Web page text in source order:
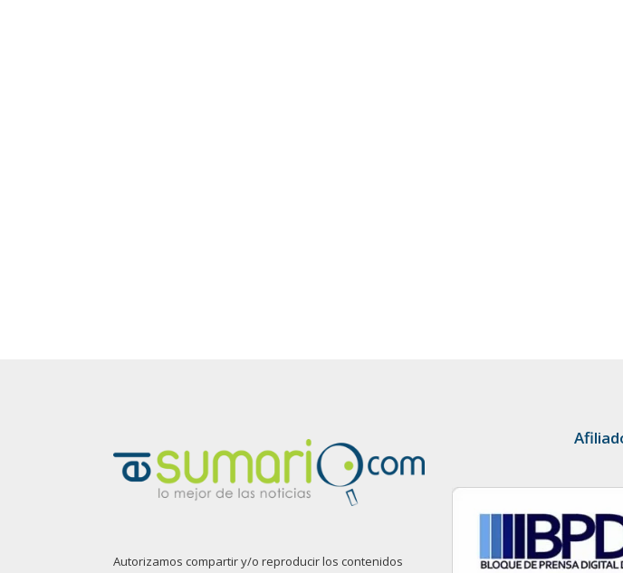
Autorizamos compartir y/o reproducir los contenidos